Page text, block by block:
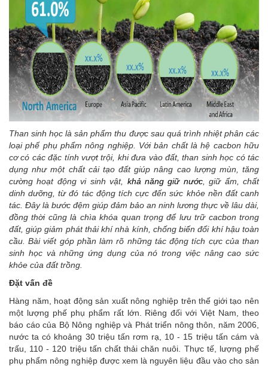
Than sinh học là sản phẩm thu được sau quá trình nhiệt phân các
loại phế phụ phẩm nông nghiệp. Với bản chất là hệ cacbon hữu
cơ có các đặc tính vượt trội, khi đưa vào đất, than sinh học có tác
dụng như một chất cải tạo đất giúp nâng cao lượng mùn, tăng
cường hoạt động vi sinh vật, khả năng giữ nước, giữ ẩm, chất
dinh dưỡng, từ đó tác động tích cực đến sức khỏe nền đất canh
tác. Đây là bước đệm giúp đảm bảo an ninh lương thực về lâu dài,
đồng thời cũng là chìa khóa quan trọng để lưu trữ cacbon trong
đất, giúp giảm phát thải khí nhà kính, chống biến đổi khí hậu toàn
cầu. Bài viết góp phần làm rõ những tác động tích cực của than
sinh học và những ứng dụng của nó trong việc nâng cao sức
khỏe của đất trồng.
Đặt vấn đề
Hàng năm, hoạt động sản xuất nông nghiệp trên thế giới tạo nên
một lượng phế phụ phẩm rất lớn. Riêng đối với Việt Nam, theo
báo cáo của Bộ Nông nghiệp và Phát triển nông thôn, năm 2006,
nước ta có khoảng 30 triệu tấn rơm rạ, 10 - 15 triệu tấn cám và
trấu, 110 - 120 triệu tấn chất thải chăn nuôi. Thực tế, lượng phế
phụ phẩm nông nghiệp được xem là nguyên liệu đầu vào cho sản